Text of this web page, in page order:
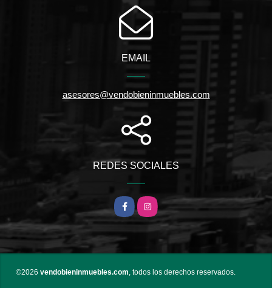
EMAIL
asesores@vendobieninmuebles.com
REDES SOCIALES
FacebookInstagram
©2026 vendobieninmuebles.com , todos los derechos reservados.